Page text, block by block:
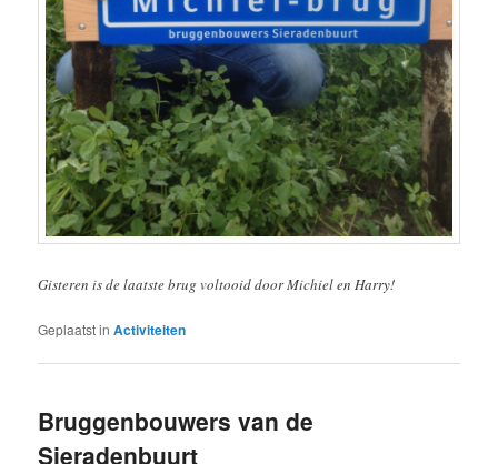
Gisteren is de laatste brug voltooid door Michiel en Harry!
Geplaatst in Activiteiten
Bruggenbouwers van de
Sieradenbuurt